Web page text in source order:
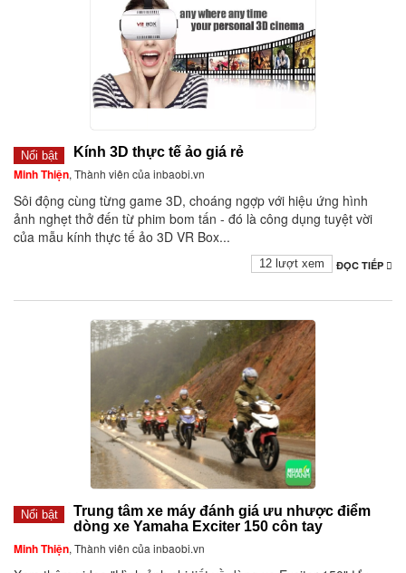
Nổi bật Kính 3D thực tế ảo giá rẻ
Minh Thiện, Thành viên của inbaobi.vn
Sôi động cùng từng game 3D, choáng ngợp với hiệu ứng hình
ảnh nghẹt thở đến từ phim bom tấn - đó là công dụng tuyệt vời
của mẫu kính thực tế ảo 3D VR Box...
ĐỌC TIẾP
12 lượt xem
Nổi bật
Trung tâm xe máy đánh giá ưu nhược điểm
dòng xe Yamaha Exciter 150 côn tay
Minh Thiện, Thành viên của inbaobi.vn